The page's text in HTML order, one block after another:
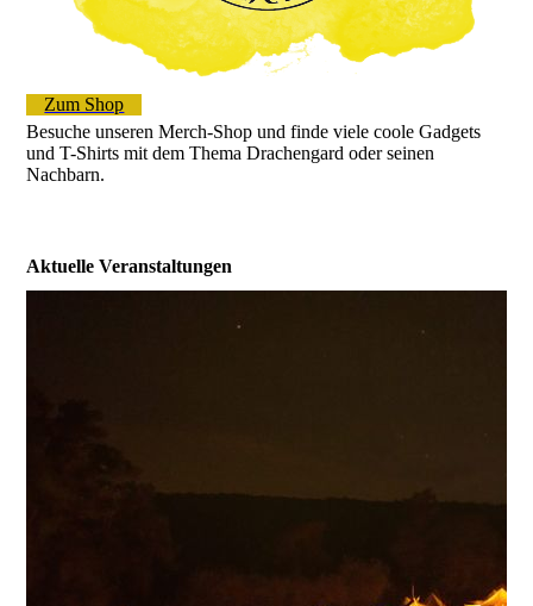
Zum Shop
Besuche unseren Merch-Shop und finde viele coole Gadgets
und T-Shirts mit dem Thema Drachengard oder seinen
Nachbarn.
Aktuelle Veranstaltungen